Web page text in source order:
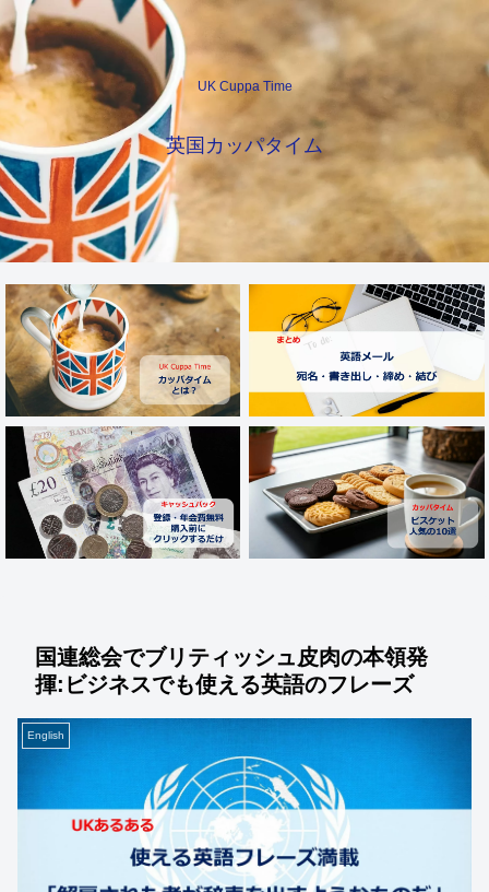
UK Cuppa Time
英国カッパタイム
国連総会でブリティッシュ皮肉の本領発
揮:ビジネスでも使える英語のフレーズ
English